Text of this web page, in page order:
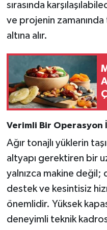
sırasında
ve projenin zamanında
altına alır.
Verimli Bir Operasyon
Ağır tonajlı yüklerin
altyapı gerektiren bir
yalnızca makine değil;
destek ve kesintisiz
önemlidir. Yüksek
deneyimli teknik